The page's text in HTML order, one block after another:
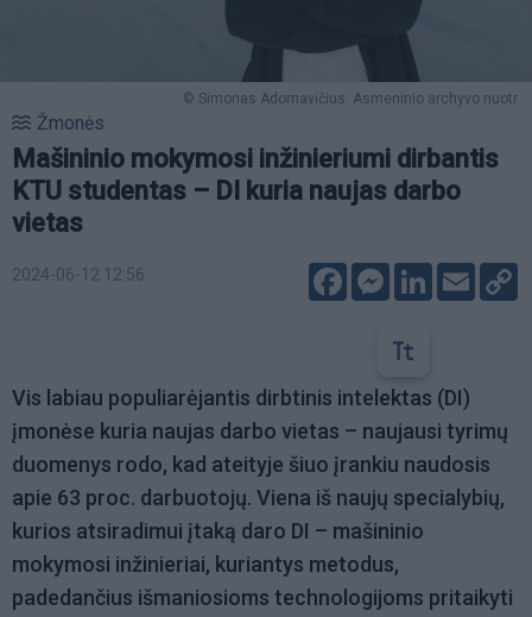
© Simonas Adomavičius. Asmeninio archyvo nuotr.
Žmonės
Mašininio mokymosi inžinieriumi dirbantis
KTU studentas – DI kuria naujas darbo
vietas
2024-06-12 12:56 FacebookMessenger
LinkedIn
Email
Vis labiau populiarėjantis dirbtinis intelektas (DI)
įmonėse kuria naujas darbo vietas – naujausi tyrimų
duomenys rodo, kad ateityje šiuo įrankiu naudosis
apie 63 proc. darbuotojų. Viena iš naujų specialybių,
kurios atsiradimui įtaką daro DI – mašininio
mokymosi inžinieriai, kuriantys metodus,
padedančius išmaniosioms technologijoms pritaikyti